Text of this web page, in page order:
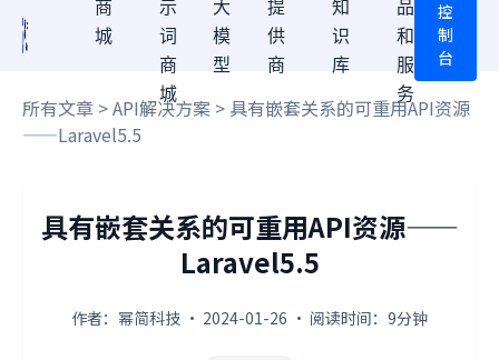
商
城
示
词
商
城
大
模
型
提
供
商
知
识
库
品
和
服
务
控
制
台
所有文章 >API解决方案 > 具有嵌套关系的可重用API资源
——Laravel5.5
具有嵌套关系的可重用API资源——
Laravel5.5
作者：幂简科技 · 2024-01-26 · 阅读时间：9分钟